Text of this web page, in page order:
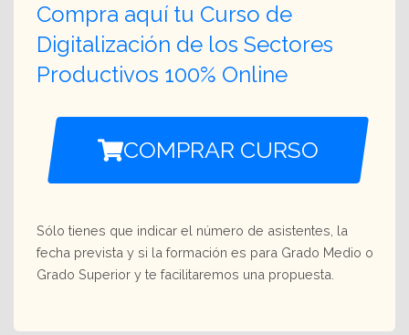
Compra aquí tu Curso de
Digitalización de los Sectores
Productivos 100% Online
COMPRAR CURSO
Sólo tienes que indicar el número de asistentes, la
fecha prevista y si la formación es para Grado Medio o
Grado Superior y te facilitaremos una propuesta.